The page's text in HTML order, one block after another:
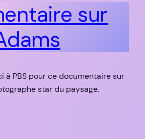
sur
à PBS pour ce documentaire sur
star du paysage.